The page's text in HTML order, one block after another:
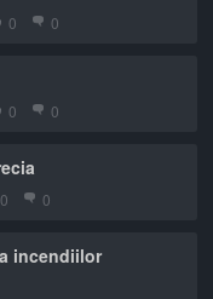
0 0
0 0
0 0
incendiilor